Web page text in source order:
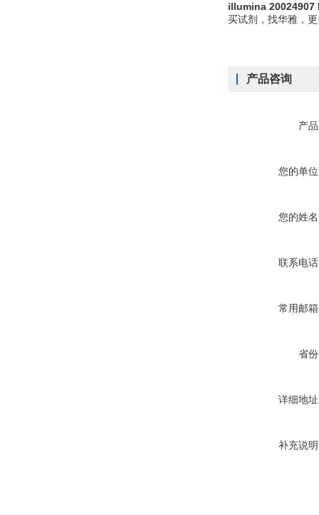
illumina 20024907
买试剂，找华雅，
产品咨询
产
您的单
您的姓
联系电
常用邮
省
详细地
补充说